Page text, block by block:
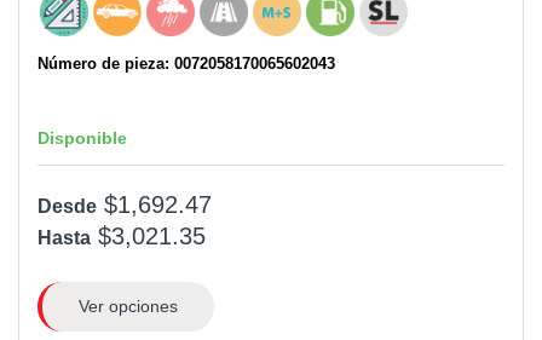
Número de pieza: 0072058170065602043
Disponible
Desde $1,692.47
Hasta $3,021.35
Ver opciones